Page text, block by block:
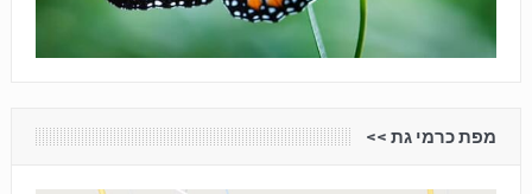
מפת כרמי גת <<